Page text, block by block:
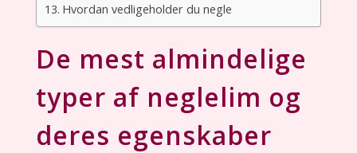
Hvordan vedligeholder du negle
De mest almindelige
typer af neglelim og
deres egenskaber